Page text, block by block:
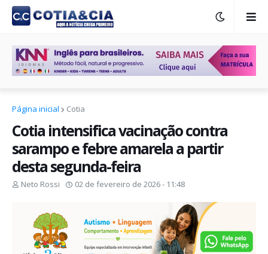
Página inicial Cotia
Cotia intensifica vacinação contra
sarampo e febre amarela a partir
desta segunda-feira
Neto Rossi 02 de fevereiro de 2026 - 11:48